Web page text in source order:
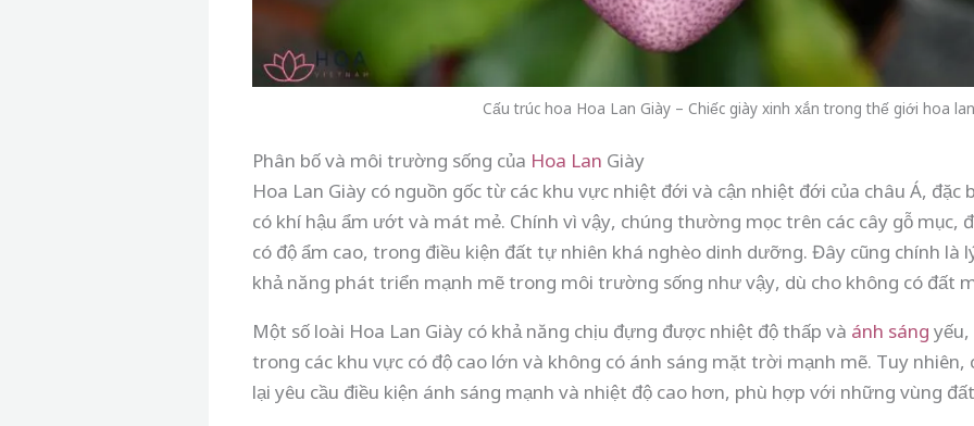
Cấu trúc hoa Hoa Lan Giày – Chiếc giày xinh xắn trong thế giới hoa
Phân bố và môi trường sống của Hoa Lan Giày
Hoa Lan Giày có nguồn gốc từ các khu vực nhiệt đới và cận nhiệt đới của châu Á, đặc
có khí hậu ẩm ướt và mát mẻ. Chính vì vậy, chúng thường mọc trên các cây gỗ mục,
có độ ẩm cao, trong điều kiện đất tự nhiên khá nghèo dinh dưỡng. Đây cũng chính là
khả năng phát triển mạnh mẽ trong môi trường sống như vậy, dù cho không có đất
Một số loài Hoa Lan Giày có khả năng chịu đựng được nhiệt độ thấp và ánh sáng
trong các khu vực có độ cao lớn và không có ánh sáng mặt trời mạnh mẽ. Tuy nhiên,
lại yêu cầu điều kiện ánh sáng mạnh và nhiệt độ cao hơn, phù hợp với những vùng